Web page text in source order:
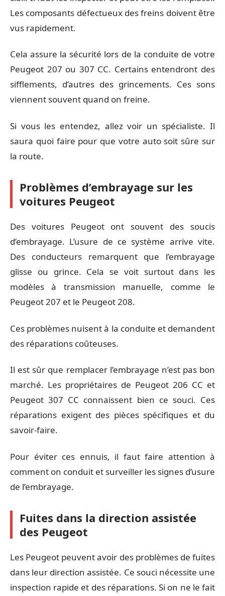
Les composants défectueux des freins doivent être
vus rapidement.
Cela assure la sécurité lors de la conduite de votre
Peugeot 207 ou 307 CC. Certains entendront des
sifflements, d’autres des grincements. Ces sons
viennent souvent quand on freine.
Si vous les entendez, allez voir un spécialiste. Il
saura quoi faire pour que votre auto soit sûre sur
la route.
Problèmes d’embrayage sur les
voitures Peugeot
Des voitures Peugeot ont souvent des soucis
d’embrayage. L’usure de ce système arrive vite.
Des conducteurs remarquent que l’embrayage
glisse ou grince. Cela se voit surtout dans les
modèles à transmission manuelle, comme le
Peugeot 207 et le Peugeot 208.
Ces problèmes nuisent à la conduite et demandent
des réparations coûteuses.
Il est sûr que remplacer l’embrayage n’est pas bon
marché. Les propriétaires de Peugeot 206 CC et
Peugeot 307 CC connaissent bien ce souci. Ces
réparations exigent des pièces spécifiques et du
savoir-faire.
Pour éviter ces ennuis, il faut faire attention à
comment on conduit et surveiller les signes d’usure
de l’embrayage.
Fuites dans la direction assistée
des Peugeot
Les Peugeot peuvent avoir des problèmes de fuites
dans leur direction assistée. Ce souci nécessite une
inspection rapide et des réparations. Si on ne le fait